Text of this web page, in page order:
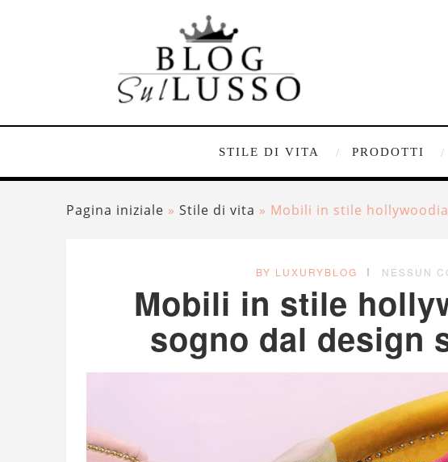
STILE DI VITA PRODOTTI
Pagina iniziale » Stile di vita » Mobili in stile
BY LUXURYBLOG NESSUN
Mobili in stile
sogno dal design